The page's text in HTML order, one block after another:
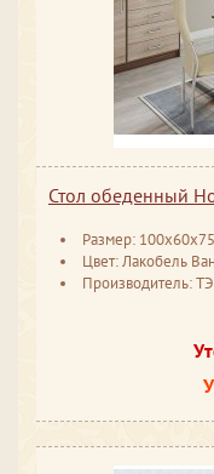
Стол обеденный
Размер: 100x60x75
Цвет: Лакобель
Производитель: